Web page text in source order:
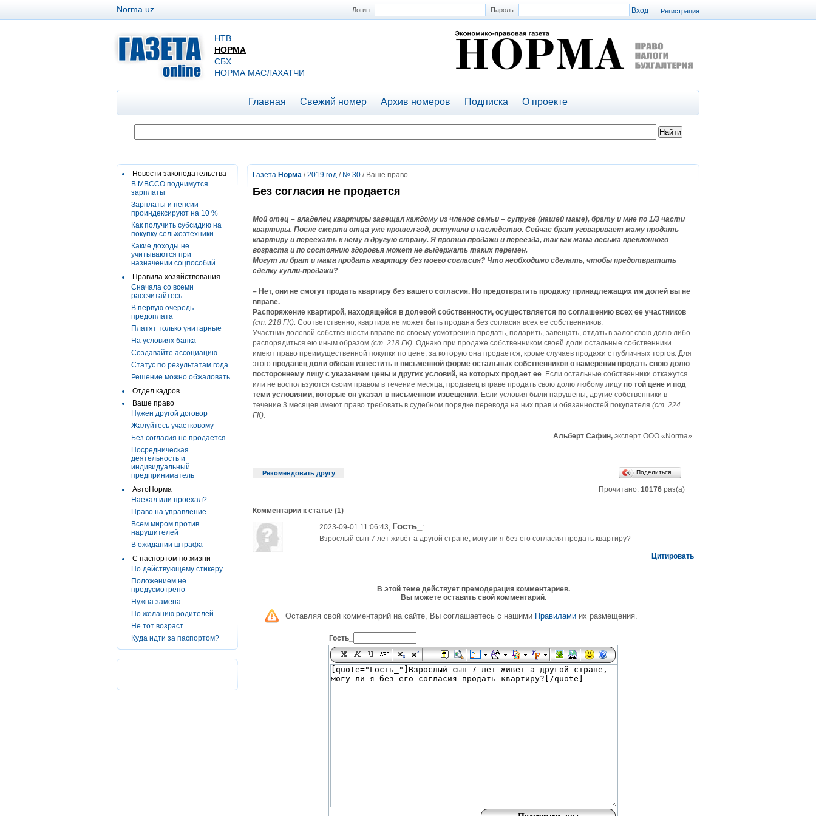
Регистрация
Логин: Пароль:
Norma.uz
НТВ
НОРМА
СБХ
НОРМА МАСЛАХАТЧИ
Главная Свежий номер Архив номеров Подписка О проекте
Новости законодательства
В МВССО поднимутся
зарплаты
Зарплаты и пенсии
проиндексируют на 10 %
Как получить субсидию на
покупку сельхозтехники
Какие доходы не
учитываются при
назначении соцпособий
Правила хозяйствования
Сначала со всеми
рассчитайтесь
В первую очередь
предоплата
Платят только унитарные
На условиях банка
Создавайте ассоциацию
Статус по результатам года
Решение можно обжаловать
Отдел кадров
Ваше право
Нужен другой договор
Жалуйтесь участковому
Без согласия не продается
Посредническая
деятельность и
индивидуальный
предприниматель
АвтоНорма
Наехал или проехал?
Право на управление
Всем миром против
нарушителей
В ожидании штрафа
С паспортом по жизни
По действующему стикеру
Положением не
предусмотрено
Нужна замена
По желанию родителей
Не тот возраст
Куда идти за паспортом?
Газета Норма /2019 год / № 30 / Ваше право
Без согласия не продается
Мой отец – владелец квартиры завещал каждому из членов семьи – супруге (нашей маме), брату и мне по 1/3 части
квартиры. После смерти отца уже прошел год, вступили в наследство. Сейчас брат уговаривает маму продать
квартиру и переехать к нему в другую страну. Я против продажи и переезда, так как мама весьма преклонного
возраста и по состоянию здоровья может не выдержать таких перемен.
Могут ли брат и мама продать квартиру без моего согласия? Что необходимо сделать, чтобы предотвратить
сделку купли-продажи?
– Нет, они не смогут продать квартиру без вашего согласия. Но предотвратить продажу принадлежащих им долей вы не
вправе.
Распоряжение квартирой, находящейся в долевой собственности, осуществляется по соглашению всех ее участников
(ст. 218 ГК). Соответственно, квартира не может быть продана без согласия всех ее собственников.
Участник долевой собственности вправе по своему усмотрению продать, подарить, завещать, отдать в залог свою долю либо
распорядиться ею иным образом (ст. 218 ГК). Однако при продаже собственником своей доли остальные собственники
имеют право преимущественной покупки по цене, за которую она продается, кроме случаев продажи с публичных торгов. Для
этого продавец доли обязан извес­тить в письменной форме остальных собственников о намерении продать свою долю
постороннему лицу с указанием цены и других условий, на которых продает ее. Если остальные собственники откажутся
или не воспользуются своим правом в течение месяца, продавец вправе продать свою долю любому лицу по той цене и под
теми условиями, которые он указал в письменном извещении. Если условия были нарушены, другие собственники в
течение 3 месяцев имеют право требовать в судебном порядке перевода на них прав и обязанностей покупателя (ст. 224
ГК).
Альберт Сафин, эксперт ООО «Norma».
Рекомендовать другу Поделиться…
Прочитано: 10176 раз(а)
Комментарии к статье (1)
2023-09-01 11:06:43, Гость_
:
Взрослый сын 7 лет живёт а другой стране, могу ли я без его согласия продать квартиру?
Цитировать
В этой теме действует премодерация комментариев.
Вы можете оставить свой комментарий.
Оставляя свой комментарий на сайте, Вы соглашаетесь с нашими Правилами их размещения.
Гость_